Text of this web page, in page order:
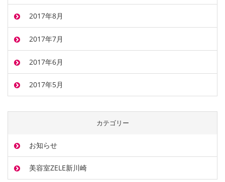
2017年8月
2017年7月
2017年6月
2017年5月
カテゴリー
お知らせ
美容室ZELE新川崎